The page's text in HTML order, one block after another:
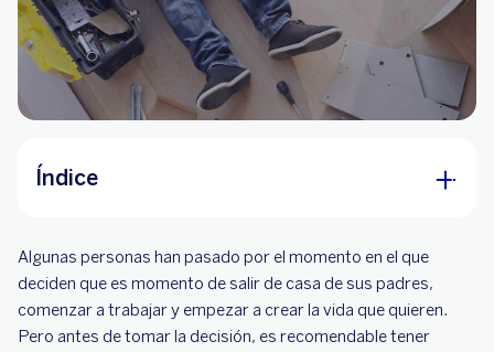
Índice
¿Qué se necesita para independizarse?
Pros de independizarte
Algunas personas han pasado por el momento en el que
deciden que es momento de salir de casa de sus padres,
comenzar a trabajar y empezar a crear la vida que quieren.
Pero antes de tomar la decisión, es recomendable tener